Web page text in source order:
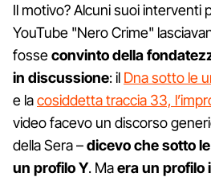
Il motivo? Alcuni suoi interventi
YouTube "Nero Crime"
fosseconvinto della
in discussione: il Dna sotto le
e lacosiddetta traccia 33,
video facevo un discorso
della Sera –dicevo che sotto
un profilo Y. Maera un profilo